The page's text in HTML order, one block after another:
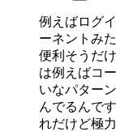
例えばログ
ーネントみ
便利そうだ
は例えばコ
いなパター
んでるんで
れだけど極